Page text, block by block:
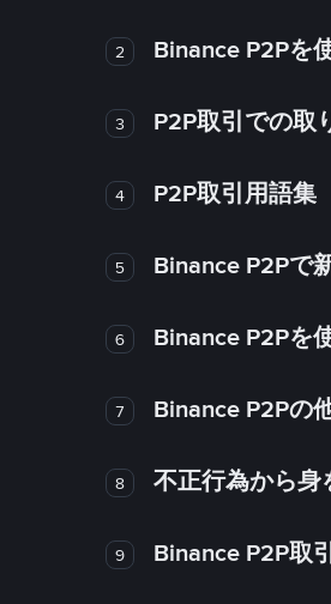
2 Binance P2Pを
3 P2P取引での取
4 P2P取引用語集
5 Binance P2Pで
6 Binance P2Pを
7 Binance P2Pの
8 不正行為から身
9 Binance P2P取